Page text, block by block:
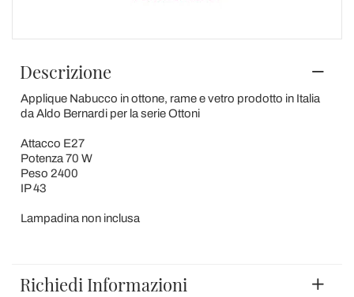
Descrizione
Applique Nabucco in ottone, rame e vetro prodotto in Italia
da Aldo Bernardi per la serie Ottoni
Attacco E27
Potenza 70 W
Peso 2400
IP 43
Lampadina non inclusa
Richiedi Informazioni